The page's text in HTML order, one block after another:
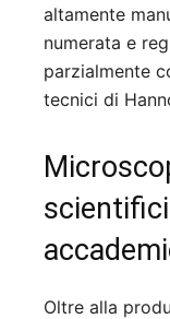
altamente
numerata e
parzialmente
tecnici di
Oltre alla